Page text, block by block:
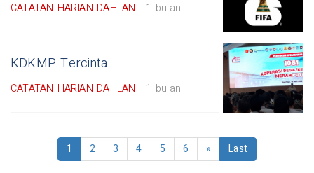
CATATAN HARIAN DAHLAN 1 bulan
KDKMP Tercinta
CATATAN HARIAN DAHLAN 1 bulan
1 2 3 4 5 6 » Last